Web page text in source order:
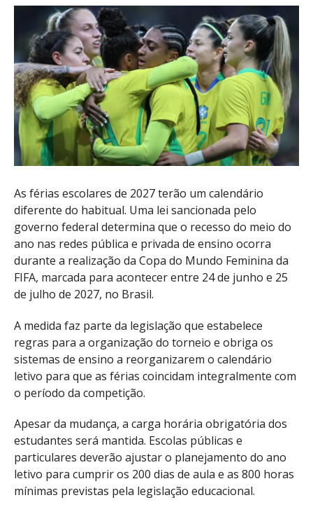
As férias escolares de 2027 terão um calendário
diferente do habitual. Uma lei sancionada pelo
governo federal determina que o recesso do meio do
ano nas redes pública e privada de ensino ocorra
durante a realização da Copa do Mundo Feminina da
FIFA, marcada para acontecer entre 24 de junho e 25
de julho de 2027, no Brasil.
A medida faz parte da legislação que estabelece
regras para a organização do torneio e obriga os
sistemas de ensino a reorganizarem o calendário
letivo para que as férias coincidam integralmente com
o período da competição.
Apesar da mudança, a carga horária obrigatória dos
estudantes será mantida. Escolas públicas e
particulares deverão ajustar o planejamento do ano
letivo para cumprir os 200 dias de aula e as 800 horas
mínimas previstas pela legislação educacional.